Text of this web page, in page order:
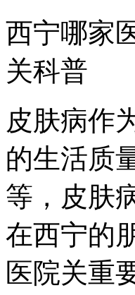
西宁哪家
关科普
皮肤病作
的生活质
等，皮肤
在西宁的
医院关重